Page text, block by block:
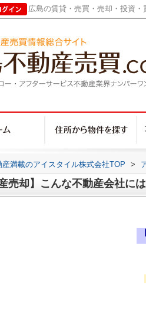
広島の賃貸・売買・売却・投資
産満載のアイスタイル株式会社TOP >
売却】こんな不動産会社に